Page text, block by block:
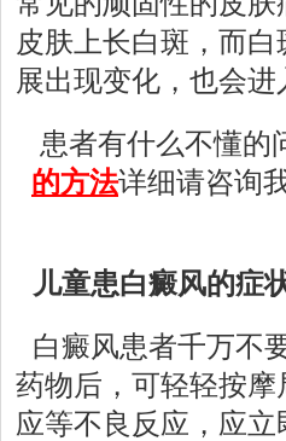
皮肤上长白斑，而
展出现变化，也会进
患者有什么不懂的
的方法详细请咨询
儿童患白癜风的症
白癜风患者千万不
药物后，可轻轻按
应等不良反应，应立